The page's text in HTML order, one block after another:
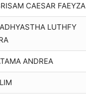
CAESAR FAEYZA
LUTHFY
ANDREA